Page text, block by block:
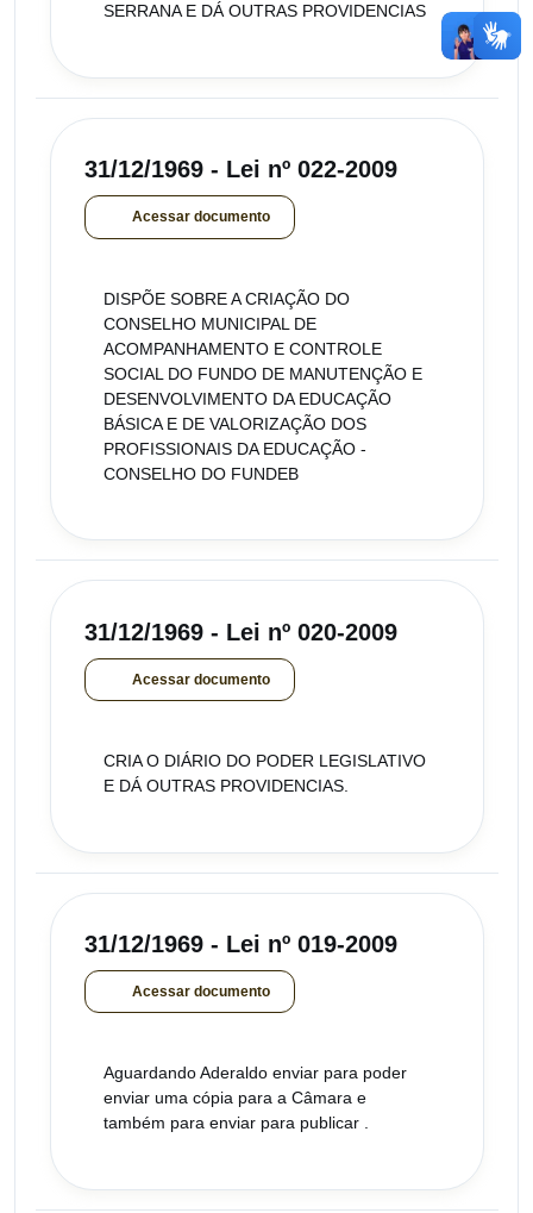
SERRANA E DÁ OUTRAS PROVIDENCIAS
31/12/1969 - Lei nº 022-2009
Acessar documento
DISPÕE SOBRE A CRIAÇÃO DO
CONSELHO MUNICIPAL DE
ACOMPANHAMENTO E CONTROLE
SOCIAL DO FUNDO DE MANUTENÇÃO E
DESENVOLVIMENTO DA EDUCAÇÃO
BÁSICA E DE VALORIZAÇÃO DOS
PROFISSIONAIS DA EDUCAÇÃO -
CONSELHO DO FUNDEB
31/12/1969 - Lei nº 020-2009
Acessar documento
CRIA O DIÁRIO DO PODER LEGISLATIVO
E DÁ OUTRAS PROVIDENCIAS.
31/12/1969 - Lei nº 019-2009
Acessar documento
Aguardando Aderaldo enviar para poder
enviar uma cópia para a Câmara e
também para enviar para publicar .